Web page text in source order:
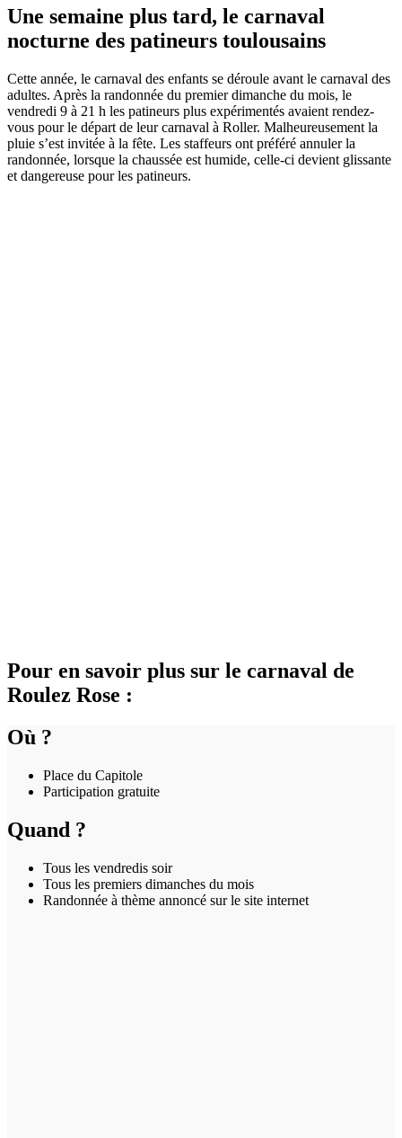
Une semaine plus tard, le carnaval
nocturne des patineurs toulousains
Cette année, le carnaval des enfants se déroule avant le carnaval des
adultes. Après la randonnée du premier dimanche du mois, le
vendredi 9 à 21 h les patineurs plus expérimentés avaient rendez-
vous pour le départ de leur carnaval à Roller. Malheureusement la
pluie s’est invitée à la fête. Les staffeurs ont préféré annuler la
randonnée, lorsque la chaussée est humide, celle-ci devient glissante
et dangereuse pour les patineurs.
Pour en savoir plus sur le carnaval de
Roulez Rose :
Où ?
Place du Capitole
Participation gratuite
Quand ?
Tous les vendredis soir
Tous les premiers dimanches du mois
Randonnée à thème annoncé sur le site internet